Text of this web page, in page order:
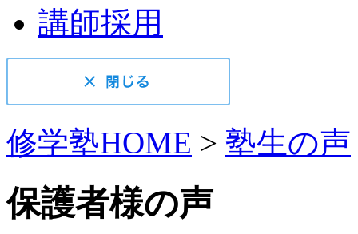
講師採用
修学塾HOME > 塾生の声
保護者様の声